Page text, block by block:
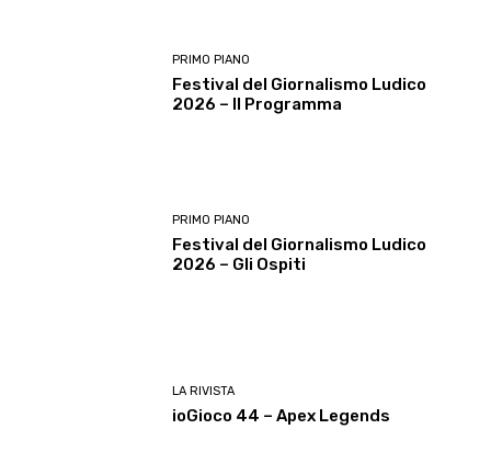
PRIMO PIANO
Festival del Giornalismo Ludico
2026 – Il Programma
PRIMO PIANO
Festival del Giornalismo Ludico
2026 – Gli Ospiti
LA RIVISTA
ioGioco 44 – Apex Legends